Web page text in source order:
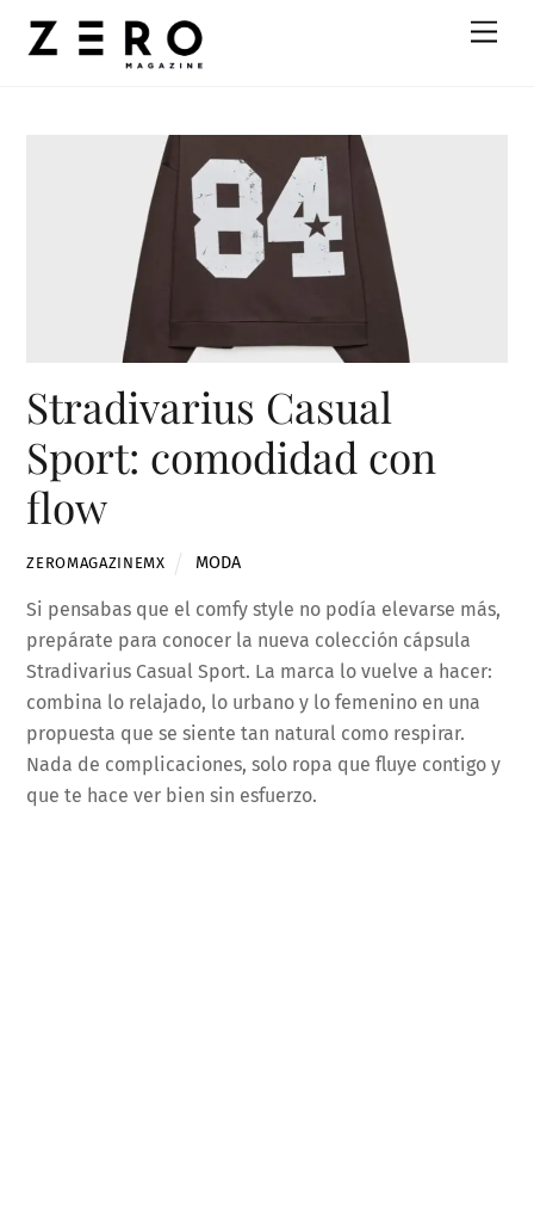
Stradivarius Casual
Sport: comodidad con
flow
ZEROMAGAZINEMX MODA
Si pensabas que el comfy style no podía elevarse más,
prepárate para conocer la nueva colección cápsula
Stradivarius Casual Sport. La marca lo vuelve a hacer:
combina lo relajado, lo urbano y lo femenino en una
propuesta que se siente tan natural como respirar.
Nada de complicaciones, solo ropa que fluye contigo y
que te hace ver bien sin esfuerzo.